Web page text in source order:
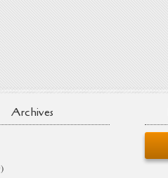
Archives